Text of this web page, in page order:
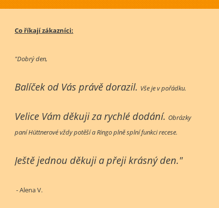
Co říkají zákazníci:
"Dobrý den,
Balíček od Vás právě dorazil. Vše je v pořádku.
Velice Vám děkuji za rychlé dodání. Obrázky
paní Hüttnerové vždy potěší a Ringo plně splní funkci recese.
Ještě jednou děkuji a přeji krásný den."
- Alena V.